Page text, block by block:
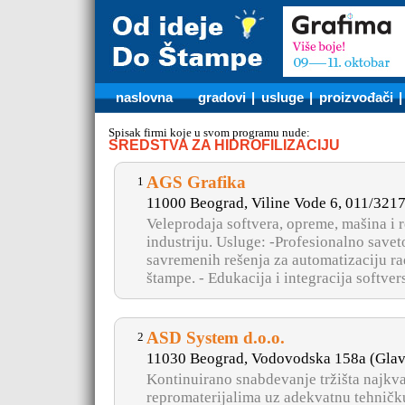
naslovna gradovi |usluge |proizvođači |
Spisak firmi koje u svom programu nude:
SREDSTVA ZA HIDROFILIZACIJU
1 AGS Grafika
11000 Beograd, Viline Vode 6, 011/
Veleprodaja softvera, opreme, mašina
industriju. Usluge: -Profesionalno
savremenih rešenja za automatizaciju
štampe. - Edukacija i integracija
2 ASD System d.o.o.
11030 Beograd, Vodovodska 158a
Kontinuirano snabdevanje tržišta
repromaterijalima uz adekvatnu